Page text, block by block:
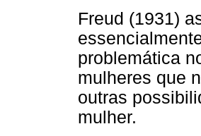
Freud (1931)
problemática
mulheres que
outras
mulher.